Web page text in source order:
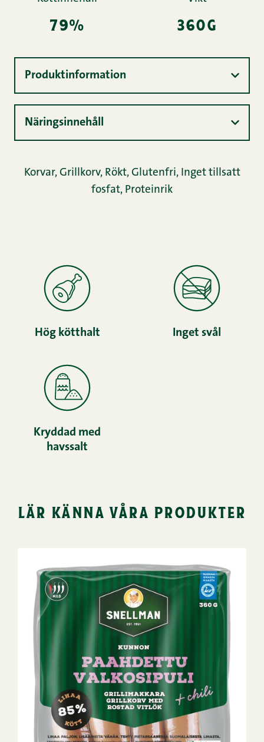
79% 360g
Produktinformation
Näringsinnehåll
Korvar, Grillkorv, Rökt, Glutenfri, Inget tillsatt
fosfat, Proteinrik
Hög kötthalt Inget svål
Kryddad med
havssalt
lär känna våra produkter